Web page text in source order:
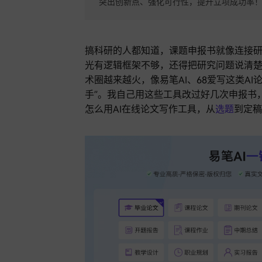
搞科研的人都知道，课题申报书就像连接
光有逻辑框架不够，还得把研究问题说清
术圈越来越火，像易笔AI、68爱写这类AI
手”。我自己用这些工具改过好几次申报
怎么用AI在线论文写作工具，从选题到定